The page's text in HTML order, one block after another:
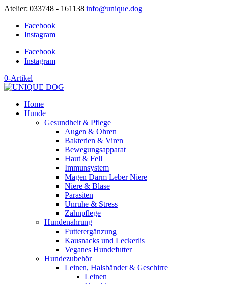
Atelier: 033748 - 161138 info@unique.dog
Facebook
Instagram
Facebook
Instagram
0-Artikel
Home
Hunde
Gesundheit & Pflege
Augen & Ohren
Bakterien & Viren
Bewegungsapparat
Haut & Fell
Immunsystem
Magen Darm Leber Niere
Niere & Blase
Parasiten
Unruhe & Stress
Zahnpflege
Hundenahrung
Futterergänzung
Kausnacks und Leckerlis
Veganes Hundefutter
Hundezubehör
Leinen, Halsbänder & Geschirre
Leinen